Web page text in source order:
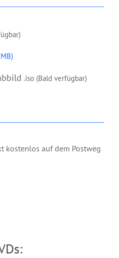
.iso (Bald verfügbar)
kostenlos auf dem Postweg
und Göttliche